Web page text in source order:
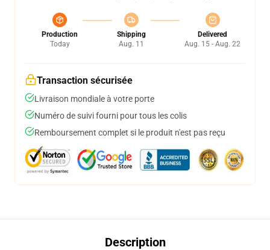
Production
Today
Shipping
Aug. 11
Delivered
Aug. 15 - Aug. 22
Transaction sécurisée
Livraison mondiale à votre porte
Numéro de suivi fourni pour tous les colis
Remboursement complet si le produit n'est pas reçu
Description